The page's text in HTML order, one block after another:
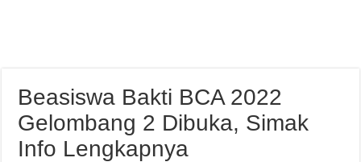
Beasiswa Bakti BCA 2022
Gelombang 2 Dibuka, Simak
Info Lengkapnya